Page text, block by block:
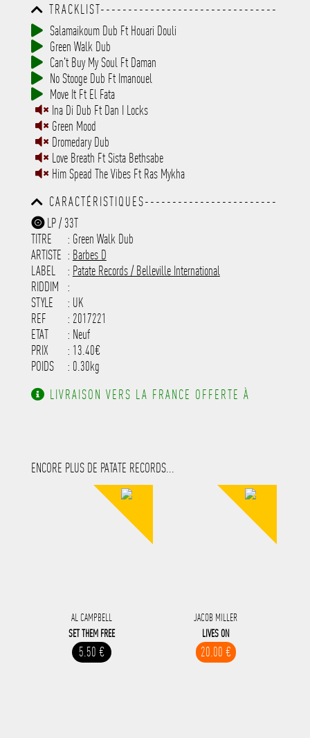
TRACKLIST--------------------------------
-----------------------------------------
-----------------------------------------
-----------------------------------------
-----------------------------------------
-------------
Salamaikoum Dub Ft Houari Douli
Green Walk Dub
Can't Buy My Soul Ft Daman
No Stooge Dub Ft Imanouel
Move It Ft El Fata
Ina Di Dub Ft Dan I Locks
Green Mood
Dromedary Dub
Love Breath Ft Sista Bethsabe
Him Spead The Vibes Ft Ras Mykha
CARACTÉRISTIQUES------------------------
-----------------------------------------
-----------------------------------------
-----------------------------------------
-----------------------------------------
---------------------
LP / 33T
TITRE
: Green Walk Dub
ARTISTE : Barbes D
LABEL
: Patate Records / Belleville International
RIDDIM
:
STYLE
: UK
REF
: 2017221
ETAT
: Neuf
PRIX
: 13.40€
POIDS
: 0.30kg
LIVRAISON VERS LA FRANCE OFFERTE À
ENCORE PLUS DE PATATE RECORDS...
AL CAMPBELL
SET THEM FREE
5.50 €
JACOB MILLER
LIVES ON
20.00 €